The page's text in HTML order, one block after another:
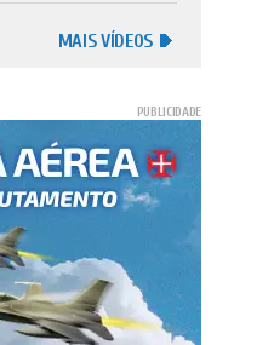
MAIS VÍDEOS